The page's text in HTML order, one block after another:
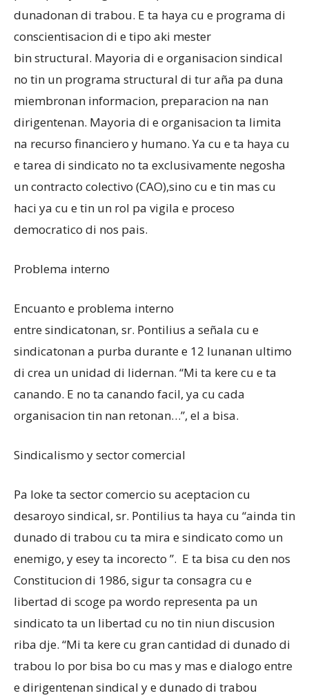
dunadonan di trabou. E ta haya cu e programa di
conscientisacion di e tipo aki mester
bin structural. Mayoria di e organisacion sindical
no tin un programa structural di tur aña pa duna
miembronan informacion, preparacion na nan
dirigentenan. Mayoria di e organisacion ta limita
na recurso financiero y humano. Ya cu e ta haya cu
e tarea di sindicato no ta exclusivamente negosha
un contracto colectivo (CAO),sino cu e tin mas cu
haci ya cu e tin un rol pa vigila e proceso
democratico di nos pais.
Problema interno
Encuanto e problema interno
entre sindicatonan, sr. Pontilius a señala cu e
sindicatonan a purba durante e 12 lunanan ultimo
di crea un unidad di lidernan. “Mi ta kere cu e ta
canando. E no ta canando facil, ya cu cada
organisacion tin nan retonan…”, el a bisa.
Sindicalismo y sector comercial
Pa loke ta sector comercio su aceptacion cu
desaroyo sindical, sr. Pontilius ta haya cu “ainda tin
dunado di trabou cu ta mira e sindicato como un
enemigo, y esey ta incorecto ”. E ta bisa cu den nos
Constitucion di 1986, sigur ta consagra cu e
libertad di scoge pa wordo representa pa un
sindicato ta un libertad cu no tin niun discusion
riba dje. “Mi ta kere cu gran cantidad di dunado di
trabou lo por bisa bo cu mas y mas e dialogo entre
e dirigentenan sindical y e dunado di trabou